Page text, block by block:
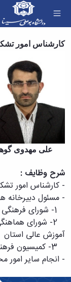
معرفی
معاون
اهداف
وظایف
ساختار
سازمانی
مدیر
برنامه
ریزی
فرهنگی
و
اجتماعی
مدیر
حمایت
و
پشتیبانی
فرهنگی
و
کارشناس امور
علی مهدوی
شرح وظایف :
- کارشناس امور
- مسئول دبیرخانه
1- شورای فرهنگی دانشگاه
2- شورای
آموزش عالی استان
- انجام سایر امور